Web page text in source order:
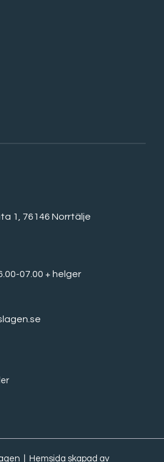
1, 76146 Norrtälje
07.00 + helger
| Hemsida skapad av